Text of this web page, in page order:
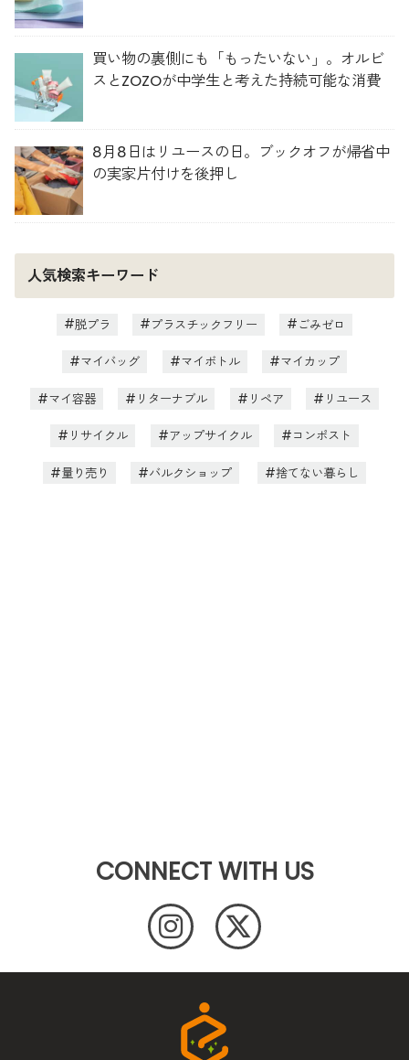
買い物の裏側にも「もったいない」。オルビ
スとZOZOが中学生と考えた持続可能な消費
8月8日はリユースの日。ブックオフが帰省中
の実家片付けを後押し
人気検索キーワード
脱プラ プラスチックフリー ごみゼロ
マイバッグ マイボトル マイカップ
マイ容器 リターナブル リペア リユース
リサイクル アップサイクル コンポスト
量り売り バルクショップ 捨てない暮らし
CONNECT WITH US